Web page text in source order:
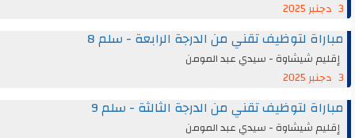
مباراة لتوظيف تقني من الدرجة الرابعة - سلم 8
إقليم شيشاوة - سيدي عبد المومن
مباراة لتوظيف تقني من الدرجة الثالثة - سلم 9
إقليم شيشاوة - سيدي عبد المومن